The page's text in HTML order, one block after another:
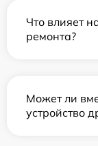
Что влияет
ремонта?
Может ли
устройство